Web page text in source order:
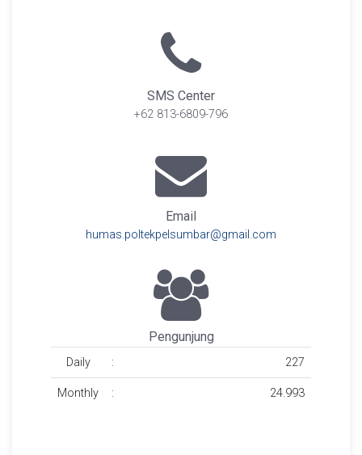
SMS Center
+62 813-6809-796
Email
humas.poltekpelsumbar@gmail.com
Pengunjung
Daily : 227
Monthly : 24.993